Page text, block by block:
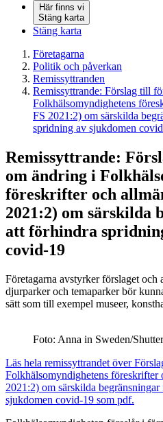
Här finns vi
Stäng karta
Stäng karta
Företagarna
Politik och påverkan
Remissyttranden
Remissyttrande: Förslag till
Folkhälsomyndighetens
FS 2021:2) om särskilda
spridning av sjukdomen
Remissyttrande:
om ändring i
föreskrifter och
2021:2) om särskilda
att förhindra
covid-19
Företagarna avstyrker förslaget och
djurparker och temaparker bör
sätt som till exempel museer,
Foto: Anna in Sweden/
Läs hela remissyttrandet över
Folkhälsomyndighetens föreskrifter
2021:2) om särskilda
sjukdomen covid-19 som pdf.